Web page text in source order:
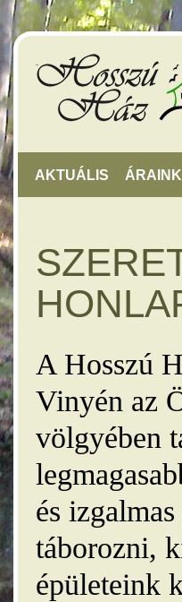
AKTUÁLIS ÁRAINK
A Hosszú
Vinyén az
völgyében
és
táborozni,
épületeink